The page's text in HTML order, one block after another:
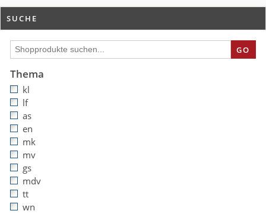
SUCHE
GO
Thema
kl
lf
as
en
mk
mv
gs
mdv
tt
wn